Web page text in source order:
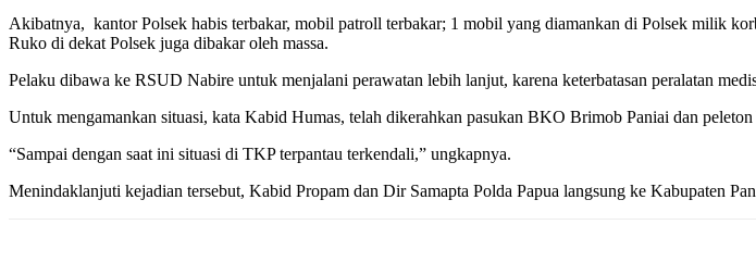
Akibatnya, kantor Polsek habis terbakar, mobil patroll terbakar; 1 mobil yang diamankan di Polsek milik
Ruko di dekat Polsek juga dibakar oleh massa.
Pelaku dibawa ke RSUD Nabire untuk menjalani perawatan lebih lanjut, karena keterbatasan peralatan
Untuk mengamankan situasi, kata Kabid Humas, telah dikerahkan pasukan BKO Brimob Paniai dan peleton
“Sampai dengan saat ini situasi di TKP terpantau terkendali,” ungkapnya.
Menindaklanjuti kejadian tersebut, Kabid Propam dan Dir Samapta Polda Papua langsung ke Kabupaten